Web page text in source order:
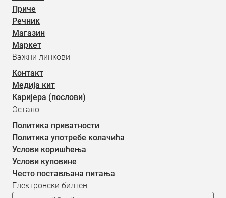
Приче
Речник
Магазин
Маркет
Важни линкови
Контакт
Медија кит
Каријера (послови)
Остало
Политика приватности
Политика употребе колачића
Услови коришћења
Услови куповине
Често постављана питања
Електронски билтен